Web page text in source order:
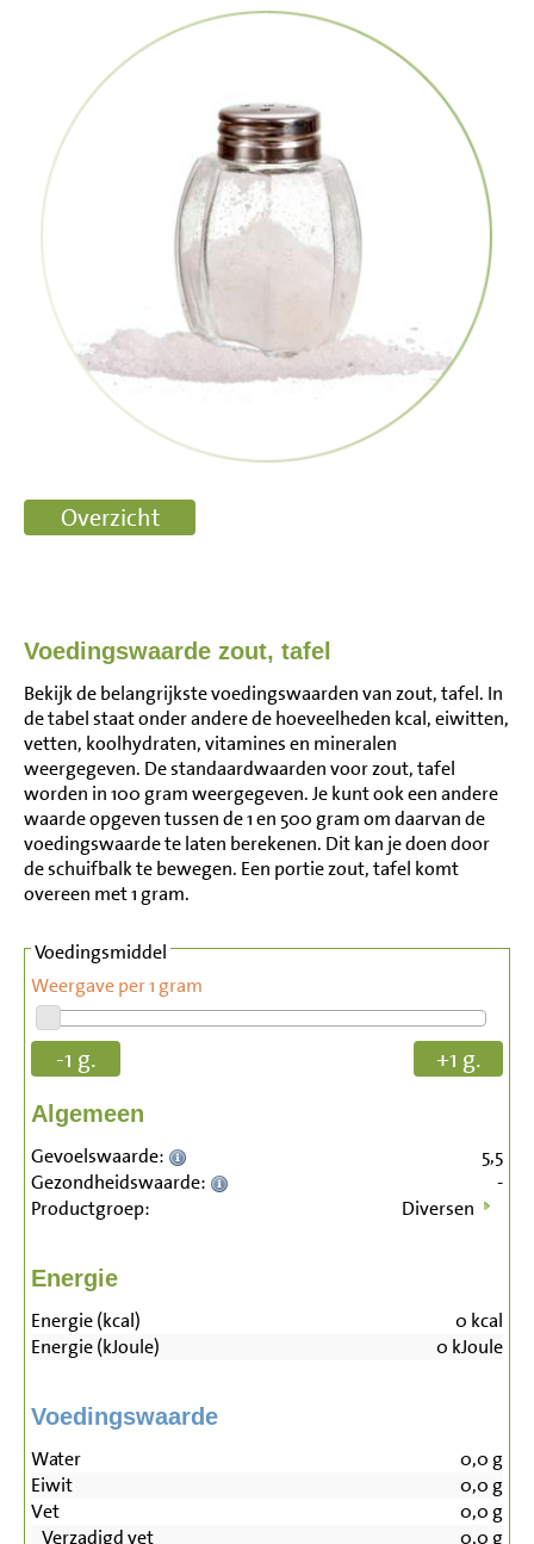
Voedingswaarde zout, tafel
Bekijk de belangrijkste voedingswaarden van zout, tafel. In
de tabel staat onder andere de hoeveelheden kcal, eiwitten,
vetten, koolhydraten, vitamines en mineralen
weergegeven. De standaardwaarden voor zout, tafel
worden in 100 gram weergegeven. Je kunt ook een andere
waarde opgeven tussen de 1 en 500 gram om daarvan de
voedingswaarde te laten berekenen. Dit kan je doen door
de schuifbalk te bewegen. Een portie zout, tafel komt
overeen met 1 gram.
Voedingsmiddel
Weergave per 1 gram
-1 g. +1 g.
Algemeen
Gevoelswaarde:
5,5
Gezondheidswaarde:
-
Productgroep:
Diversen
Energie
Energie (kcal) 0 kcal
Energie (kJoule)
0 kJoule
Voedingswaarde
Water 0,0 g
Eiwit
0,0 g
Vet
0,0 g
Verzadigd vet
0,0 g